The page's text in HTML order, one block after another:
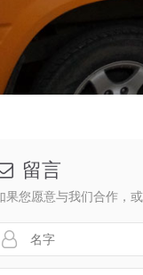
留言
果您愿意与我们合作，